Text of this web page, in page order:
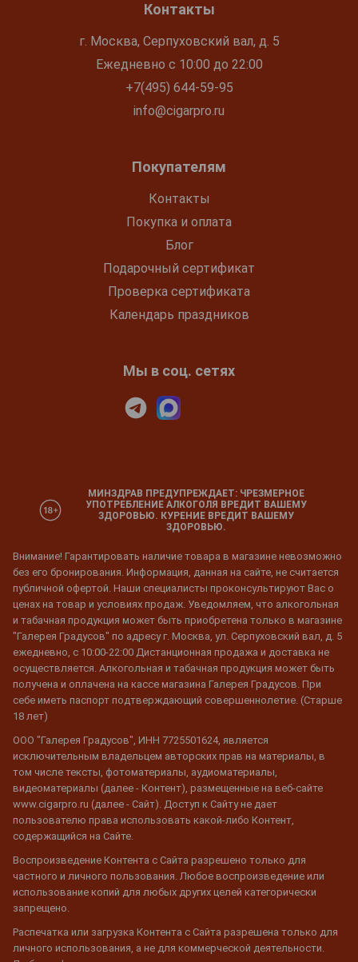
Контакты
г. Москва, Серпуховский вал, д. 5
Ежедневно с 10:00 до 22:00
+7(495) 644-59-95
info@cigarpro.ru
Покупателям
Контакты
Покупка и оплата
Блог
Подарочный сертификат
Проверка сертификата
Календарь праздников
Мы в соц. сетях
МИНЗДРАВ ПРЕДУПРЕЖДАЕТ: ЧРЕЗМЕРНОЕ
УПОТРЕБЛЕНИЕ АЛКОГОЛЯ ВРЕДИТ ВАШЕМУ
ЗДОРОВЬЮ. КУРЕНИЕ ВРЕДИТ ВАШЕМУ
ЗДОРОВЬЮ.
Внимание! Гарантировать наличие товара в магазине невозможно
без его бронирования. Информация, данная на сайте, не считается
публичной офертой. Наши специалисты проконсультируют Вас о
ценах на товар и условиях продаж. Уведомляем, что алкогольная
и табачная продукция может быть приобретена только в магазине
"Галерея Градусов" по адресу г. Москва, ул. Серпуховский вал, д. 5
ежедневно, с 10:00-22:00 Дистанционная продажа и доставка не
осуществляется. Алкогольная и табачная продукция может быть
получена и оплачена на кассе магазина Галерея Градусов. При
себе иметь паспорт подтверждающий совершеннолетие. (Старше
18 лет)
ООО "Галерея Градусов", ИНН 7725501624, является
исключительным владельцем авторских прав на материалы, в
том числе тексты, фотоматериалы, аудиоматериалы,
видеоматериалы (далее - Контент), размещенные на веб-сайте
www.cigarpro.ru (далее - Сайт). Доступ к Сайту не дает
пользователю права использовать какой-либо Контент,
содержащийся на Сайте.
Воспроизведение Контента с Сайта разрешено только для
частного и личного пользования. Любое воспроизведение или
использование копий для любых других целей категорически
запрещено.
Распечатка или загрузка Контента с Сайта разрешена только для
личного использования, а не для коммерческой деятельности.